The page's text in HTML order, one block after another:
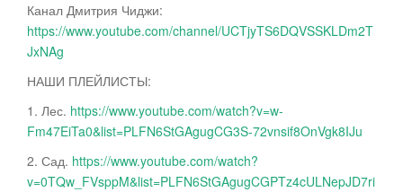
Канал Дмитрия Чиджи:
https://www.youtube.com/channel/UCTjyTS6DQVSSKLDm2T
JxNAg
НАШИ ПЛЕЙЛИСТЫ:
1. Лес. https://www.youtube.com/watch?v=w-
Fm47EiTa0&list=PLFN6StGAgugCG3S-72vnsif8OnVgk8IJu
2. Сад. https://www.youtube.com/watch?
v=0TQw_FVsppM&list=PLFN6StGAgugCGPTz4cULNepJD7ri